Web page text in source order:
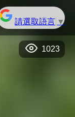
請選取語言 ▼
1023